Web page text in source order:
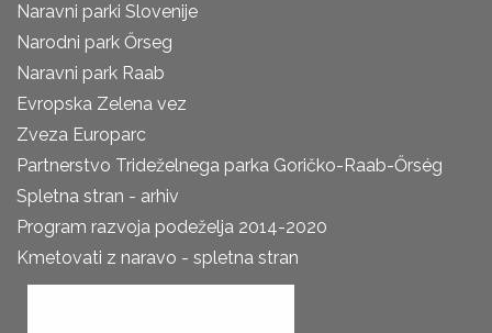
Naravni parki Slovenije
Narodni park Őrseg
Naravni park Raab
Evropska Zelena vez
Zveza Europarc
Partnerstvo Trideželnega parka Goričko-Raab-Őrség
Spletna stran - arhiv
Program razvoja podeželja 2014-2020
Kmetovati z naravo - spletna stran